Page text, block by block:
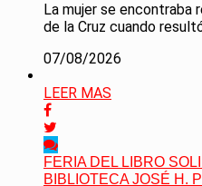
La mujer se encontraba
de la Cruz cuando
07/08/2026
LEER MAS
FERIA DEL LIBRO
BIBLIOTECA JOSÉ H.